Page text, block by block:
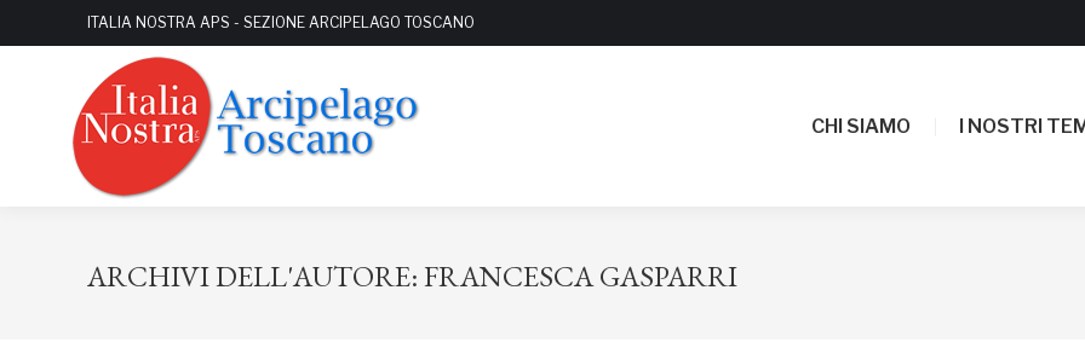
ITALIA NOSTRA APS - SEZIONE ARCIPELAGO TOSCANO
CHI SIAMO I NOSTRI
ARCHIVI DELL'AUTORE:FRANCESCA GASPARRI